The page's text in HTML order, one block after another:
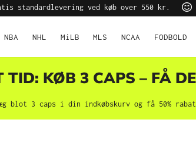
standardlevering ved køb over 550 kr.
NBA NHL MiLB MLS NCAA FODBOLD
KØB 3 CAPS – FÅ
blot 3 caps i din indkøbskurv og få 50%